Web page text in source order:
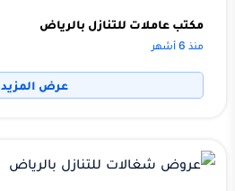
مكتب عاملات للتنازل بالرياض
منذ 6 أشهر
عرض المزيد